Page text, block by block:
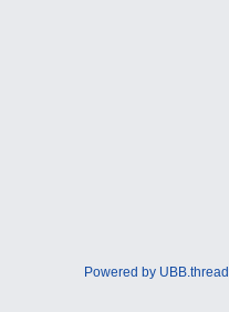
Powered by